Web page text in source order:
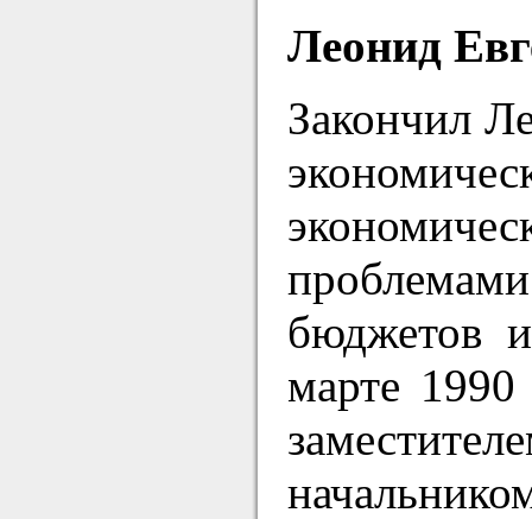
Леонид
Закончил
бюджетов
марте 1990